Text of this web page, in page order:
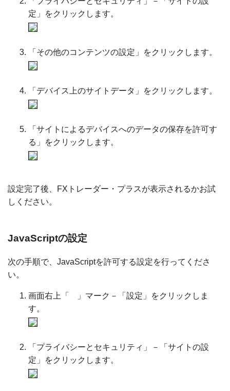
定」をクリックします。
「その他のコンテンツの設定」をクリックします。
「デバイス上のサイトデータ」をクリックします。
「サイトによるデバイスへのデータの保存を許可す
る」をクリックします。
設定完了後、FXトレーダー・プラスが表示されるかお試
しください。
JavaScriptの設定
次の手順で、JavaScriptを許可する設定を行ってくださ
い。
画面右上「
」マーク－「設定」をクリックしま
す。
「プライバシーとセキュリティ」－「サイトの設
定」をクリックします。